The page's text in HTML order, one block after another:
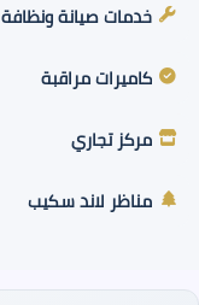
خدمات صيانة ونظافة
كاميرات مراقبة
مركز تجاري
مناظر لاند سكيب